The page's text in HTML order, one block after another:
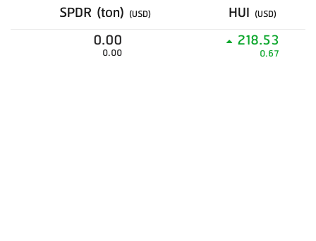
SPDR (ton) (USD) HUI (USD)
0.00
0.00
218.53
0.67